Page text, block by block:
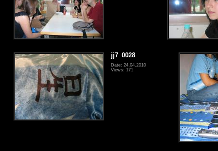
jj7_0028
Date: 24.04.2010
Views: 171